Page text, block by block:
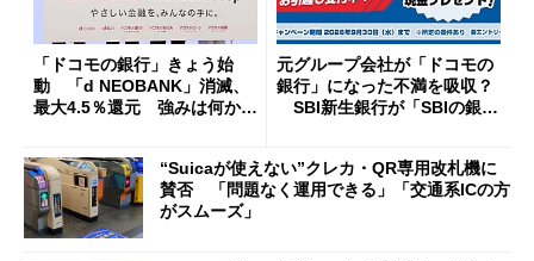
「ドコモの銀行」きょう始
動 「d NEOBANK」消滅、
最大4.5％還元 強みは何か解
元グループ会社が「ドコモの
銀行」になった不満を吸収？
SBI新生銀行が「SBIの銀
開催
“Suicaが使えない”クレカ・QR専用改札機に
賛否 「問題なく運用できる」「交通系ICの方
がスムーズ」